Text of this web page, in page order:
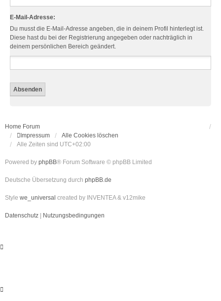
E-Mail-Adresse:
Du musst die E-Mail-Adresse angeben, die in deinem Profil hinterlegt ist.
Diese hast du bei der Registrierung angegeben oder nachträglich in
deinem persönlichen Bereich geändert.
Home Forum
Impressum
Alle Cookies löschen
Alle Zeiten sind UTC+02:00
Powered by phpBB® Forum Software © phpBB Limited
Deutsche Übersetzung durch phpBB.de
Style we_universal created by INVENTEA & v12mike
Datenschutz Nutzungsbedingungen